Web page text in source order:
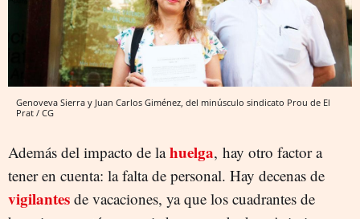
Genoveva Sierra y Juan Carlos Giménez, del minúsculo sindicato Prou de El
Prat / CG
Además del impacto de lahuelga, hay otro factor a
tener en cuenta: la falta de personal. Hay decenas de
vigilantes de vacaciones, ya que los cuadrantes de